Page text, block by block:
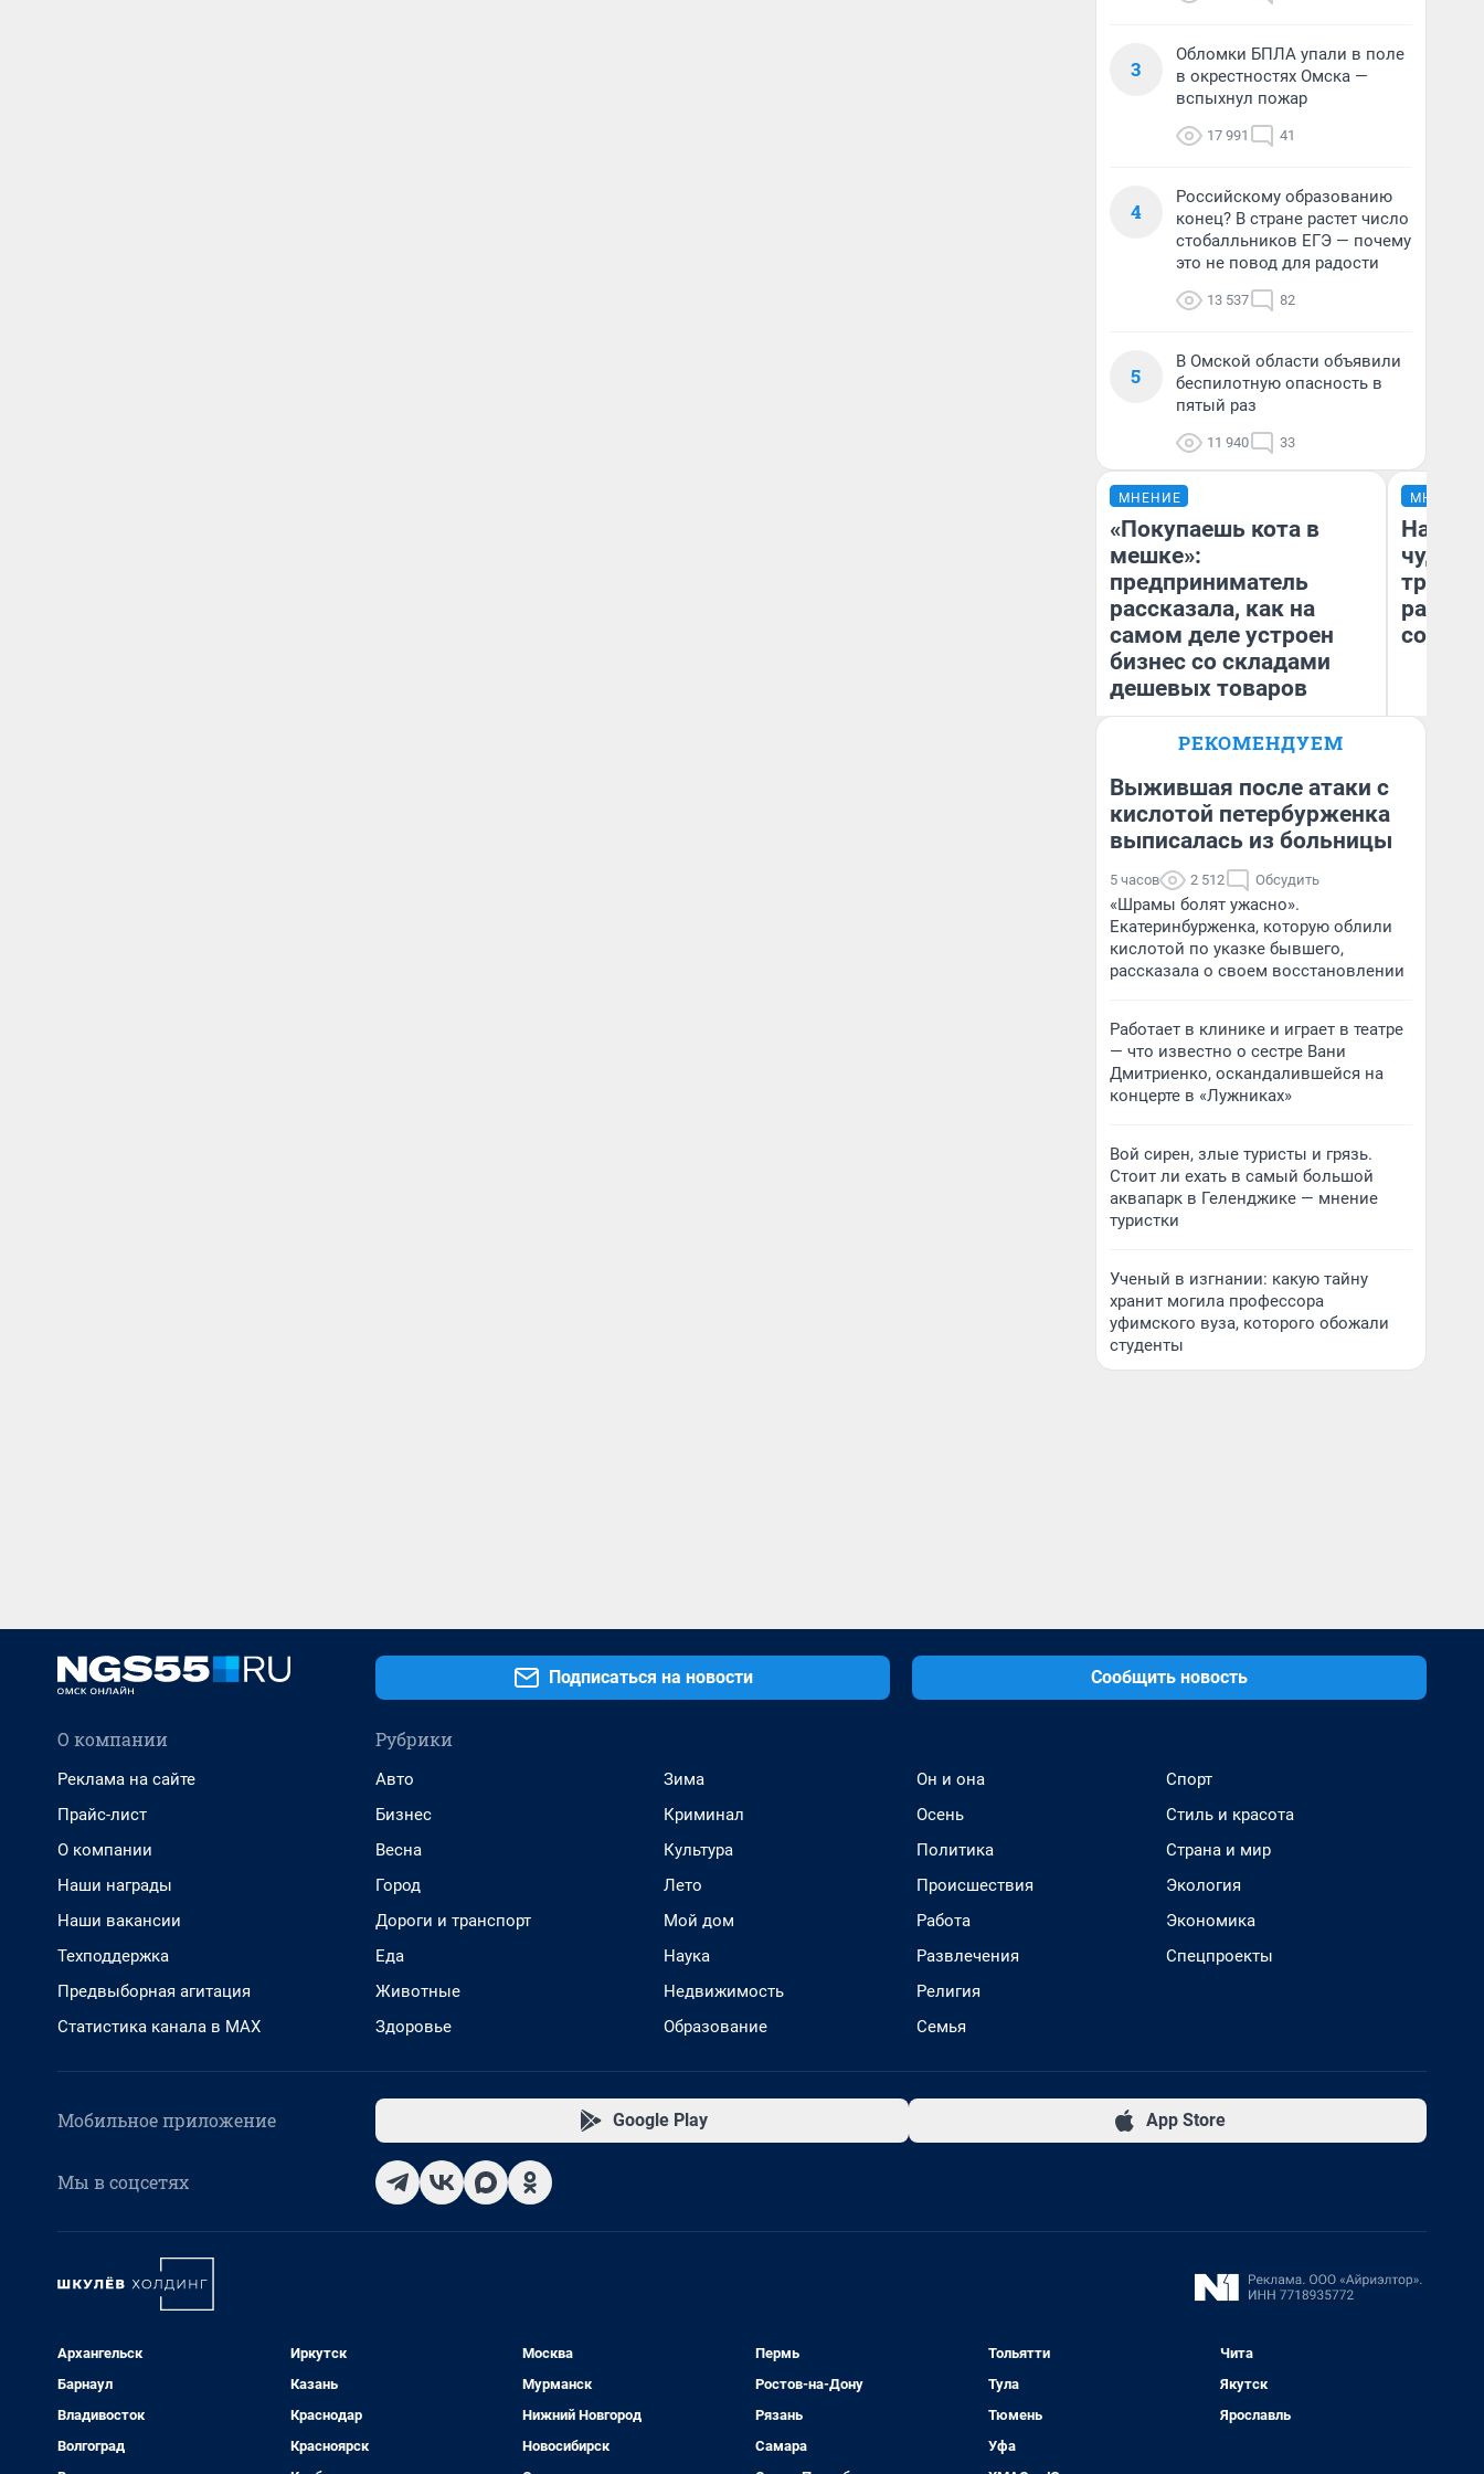
3
Обломки БПЛА упали в поле
в окрестностях Омска —
вспыхнул пожар
17 991 41
4
Российскому образованию
конец? В стране растет число
стобалльников ЕГЭ — почему
это не повод для радости
13 537 82
5
В Омской области объявили
беспилотную опасность в
пятый раз
11 940 33
МНЕНИЕ
«Покупаешь кота в
мешке»:
предприниматель
рассказала, как на
самом деле устроен
бизнес со складами
дешевых товаров
Наталья Шорохова
деньги соцразвития
МНЕНИЕ
чудом
РЕКОМЕНДУЕМ
Выжившая после атаки с
кислотой петербурженка
выписалась из больницы
5 часов 2 512 Обсудить
«Шрамы болят ужасно».
Екатеринбурженка, которую облили
кислотой по указке бывшего,
рассказала о своем восстановлении
Работает в клинике и играет в театре
— что известно о сестре Вани
Дмитриенко, оскандалившейся на
концерте в «Лужниках»
Вой сирен, злые туристы и грязь.
Стоит ли ехать в самый большой
аквапарк в Геленджике — мнение
туристки
Ученый в изгнании: какую тайну
хранит могила профессора
уфимского вуза, которого обожали
студенты
Подписаться на новости Сообщить новость
О компании
Реклама на сайте
Прайс-лист
О компании
Наши награды
Наши вакансии
Техподдержка
Предвыборная агитация
Статистика канала в MAX
Рубрики
Авто
Бизнес
Весна
Город
Дороги и транспорт
Еда
Животные
Здоровье
Зима
Криминал
Культура
Лето
Мой дом
Наука
Недвижимость
Образование
Он и она
Осень
Политика
Происшествия
Работа
Развлечения
Религия
Семья
Спорт
Стиль и красота
Страна и мир
Экология
Экономика
Спецпроекты
Мобильное приложение Google Play App Store
Мы в соцсетях
Архангельск
Барнаул
Владивосток
Волгоград
Иркутск
Казань
Краснодар
Красноярск
Москва
Мурманск
Нижний Новгород
Новосибирск
Пермь
Ростов-на-Дону
Рязань
Самара
Тольятти
Тула
Тюмень
Уфа
Чита
Якутск
Ярославль